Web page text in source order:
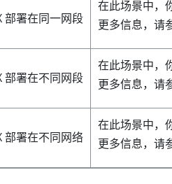
部署在同一网段
在此场景中，
更多信息，请
部署在不同网段
在此场景中，
更多信息，请
部署在不同网络
在此场景中，
更多信息，请